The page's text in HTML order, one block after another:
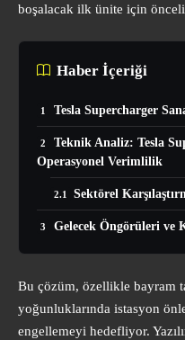
boşalacak ilk ünite için
Haber İçeriği
Tesla Supercharger
Teknik Analiz: Tesla
Operasyonel Verimlilik
Sektörel
Gelecek Öngörüleri ve
Bu çözüm, özellikle bayram
yoğunluklarında istasyon
engellemeyi hedefliyor.